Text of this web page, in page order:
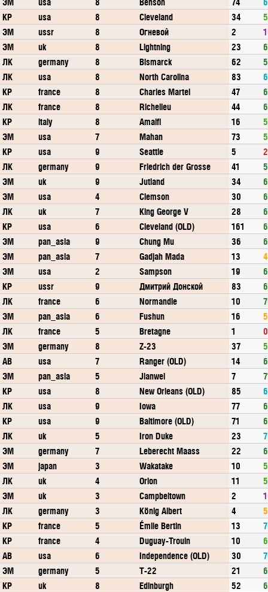
КР
usa 8 Cleveland 34
ЭМ
ussr 8 Огневой 2
ЭМ
uk 8 Lightning 23
ЛК
germany 8 Bismarck 62
ЛК
usa 8 North Carolina 83
КР
france 8 Charles Martel 47
ЛК
france 8 Richelieu 44
КР
italy 8 Amalfi 16
ЭМ
usa 7 Mahan 73
КР
usa 9 Seattle 5
ЛК
germany 9 Friedrich der Grosse 41
ЭМ
uk 9 Jutland 34
ЭМ
usa 4 Clemson 30
ЛК
uk 7 King George V 28
КР
usa 6 Cleveland (OLD) 161
ЭМ
pan_asia 9 Chung Mu 36
ЭМ
pan_asia 7 Gadjah Mada 13
ЭМ
usa 2 Sampson 19
КР
ussr 9 Дмитрий Донской 83
ЛК
france 6 Normandie 10
ЭМ
pan_asia 6 Fushun 16
ЛК
france 5 Bretagne 1
0
ЭМ
germany 8 Z-23 37
АВ
usa 7 Ranger (OLD) 14
ЭМ
pan_asia 5 Jianwei 7
КР
usa 8 New Orleans (OLD) 85
ЛК
usa 9 Iowa 77
КР
usa 9 Baltimore (OLD) 71
ЛК
uk 5 Iron Duke 23
ЭМ
germany 7 Leberecht Maass 22
ЭМ
japan 3 Wakatake 10
ЛК
uk 4 Orion 11
ЭМ
uk 3 Campbeltown 2
ЛК
germany 3 König Albert 4
КР
france 5 Émile Bertin 13
КР
france 4 Duguay-Trouin 10
АВ
usa 6 Independence (OLD) 30
ЭМ
germany 5 T-22 21
КР
uk 8 Edinburgh 52